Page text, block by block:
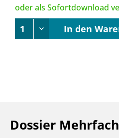
oder als Sofortdownload
In den
Dossier